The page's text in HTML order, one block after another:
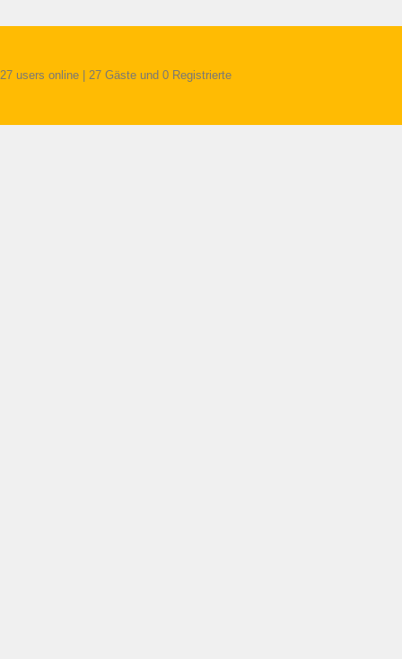
27 users online | 27 Gäste und 0 Registrierte